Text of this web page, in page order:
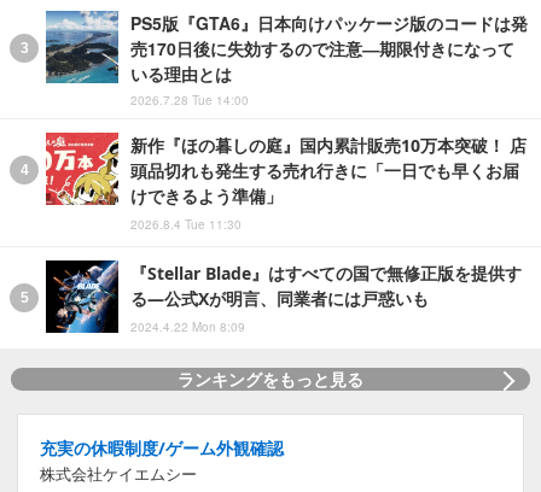
PS5版『GTA6』日本向けパッケージ版のコードは発
売170日後に失効するので注意―期限付きになって
いる理由とは
2026.7.28 Tue 14:00
新作『ほの暮しの庭』国内累計販売10万本突破！ 店
頭品切れも発生する売れ行きに「一日でも早くお届
けできるよう準備」
2026.8.4 Tue 11:30
『Stellar Blade』はすべての国で無修正版を提供す
る―公式Xが明言、同業者には戸惑いも
2024.4.22 Mon 8:09
ランキングをもっと見る
充実の休暇制度/ゲーム外観確認
株式会社ケイエムシー